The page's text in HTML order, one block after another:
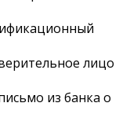
лицо
из банка о